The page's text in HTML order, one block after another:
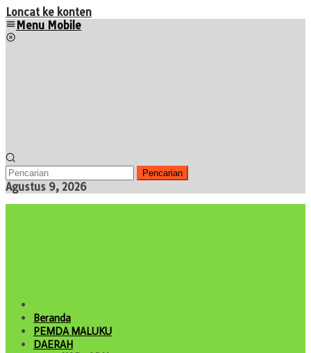
Loncat ke konten
Menu Mobile
Pencarian
Agustus 9, 2026
Beranda
PEMDA MALUKU
DAERAH